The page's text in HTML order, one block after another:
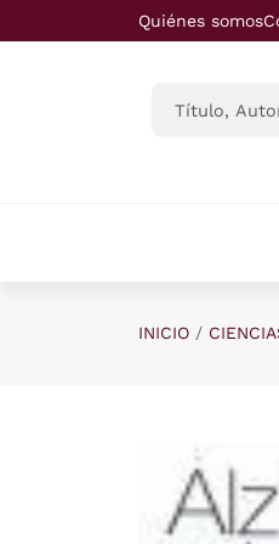
Saltar al contenido principal
Quiénes somos
INICIO